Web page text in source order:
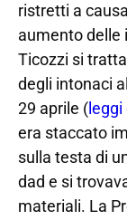
ristretti a
aumento delle
Ticozzi si
degli intonaci
29 aprile (leggi
era staccato
sulla testa di
dad e si
materiali. La